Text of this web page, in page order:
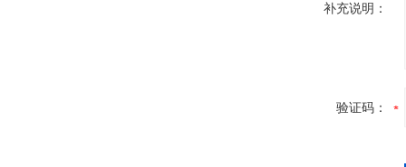
补充说明：
验证码：